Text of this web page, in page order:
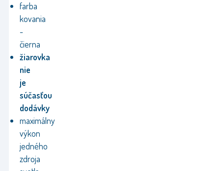
farba
kovania
-
čierna
žiarovka
nie
je
súčasťou
dodávky
maximálny
výkon
jedného
zdroja